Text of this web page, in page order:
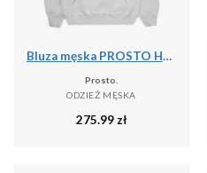
Bluza męska PROSTO Hoodie Aiz
Prosto.
ODZIEŻ MĘSKA
275.99 zł